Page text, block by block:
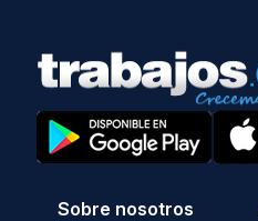
Sobre nosotros